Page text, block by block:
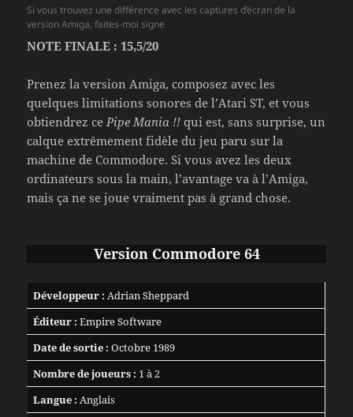
Si vous trouvez une différence avec les captures d’écran de la
version Amiga, faites-moi signe
NOTE FINALE : 15,5/20
Prenez la version Amiga, composez avec les
quelques limitations sonores de l’Atari ST, et vous
obtiendrez ce Pipe Mania !! qui est, sans surprise, un
calque extrêmement fidèle du jeu paru sur la
machine de Commodore. Si vous avez les deux
ordinateurs sous la main, l’avantage va à l’Amiga,
mais ça ne se joue vraiment pas à grand chose.
Version Commodore 64
Développeur : Adrian Sheppard
Éditeur : Empire Software
Date de sortie : Octobre 1989
Nombre de joueurs : 1 à 2
Langue : Anglais